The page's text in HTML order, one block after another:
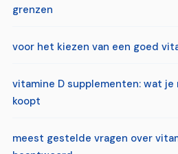
grenzen
voor het kiezen van een goed
vitamine D supplementen: wat
koopt
meest gestelde vragen over